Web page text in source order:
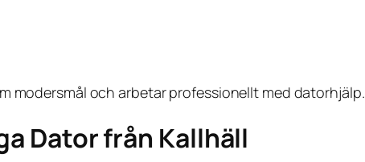
modersmål och arbetar professionellt med datorhjälp.
Dator från Kallhäll